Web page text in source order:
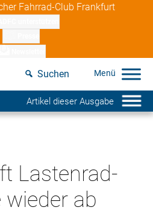
Fahrrad-Club Frankfurt
Suchen
Artikel dieser Ausgabe
Lastenrad-
ab